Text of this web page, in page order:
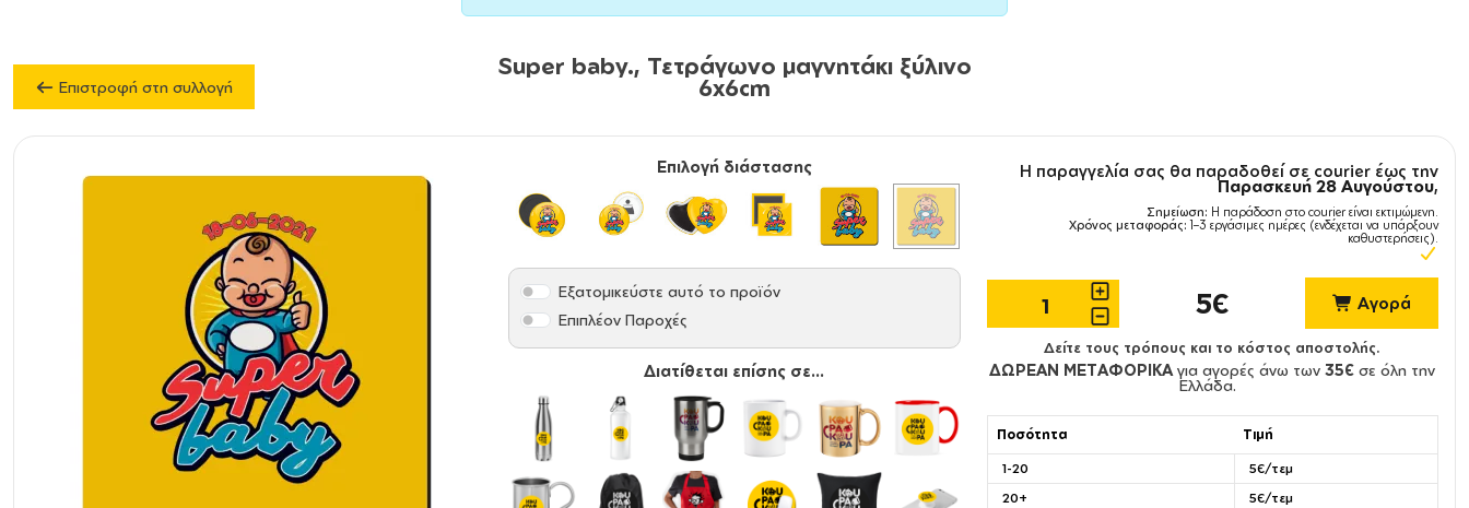
Επιστροφή στη συλλογή
Super baby., Τετράγωνο μαγνητάκι ξύλινο
6x6cm
Επιλογή διάστασης
Εξατομικεύστε αυτό το προϊόν
Επιπλέον Παροχές
Διατίθεται επίσης σε...
Η παραγγελία σας θα παραδοθεί σε courier έως την
Παρασκευή 28 Αυγούστου,
Σημείωση: Η παράδοση στο courier είναι εκτιμώμενη.
Χρόνος μεταφοράς: 1–3 εργάσιμες ημέρες (ενδέχεται να υπάρξουν
καθυστερήσεις).
5€ Αγορά
Δείτε τους τρόπους και το κόστος αποστολής.
ΔΩΡΕΑΝ ΜΕΤΑΦΟΡΙΚΑ για αγορές άνω των35€ σε όλη την
Ελλάδα.
Ποσότητα Τιμή
1-20
5€/τεμ
20+
5€/τεμ